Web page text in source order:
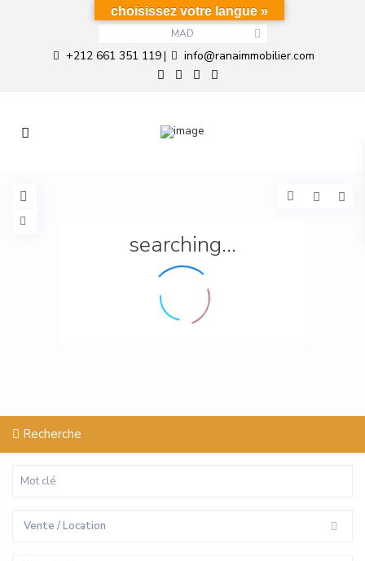
MAD
+212 661 351 119| info@ranaimmobilier.com
searching...
Recherche
Vente / Location
choisissez votre langue »